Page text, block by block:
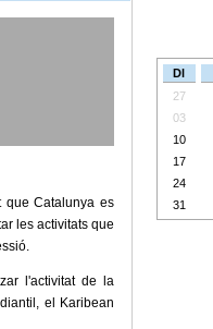
que Catalunya es
les activitats que
l'activitat de la
el Karibean
Dl
27
03
10
17
24
31